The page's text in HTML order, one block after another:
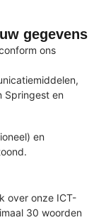
gegevens
ons
Springest en
en
over onze ICT-
30 woorden